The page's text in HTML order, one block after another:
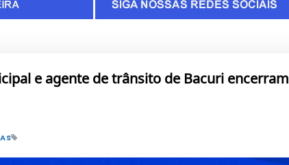
e agente de trânsito de Bacuri encerram